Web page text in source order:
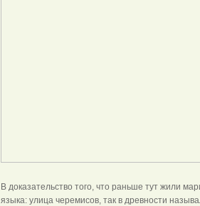
В доказательство того, что раньше тут жили
языка: улица черемисов, так в древности